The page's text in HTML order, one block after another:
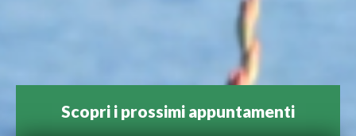
Scopri i prossimi appuntamenti